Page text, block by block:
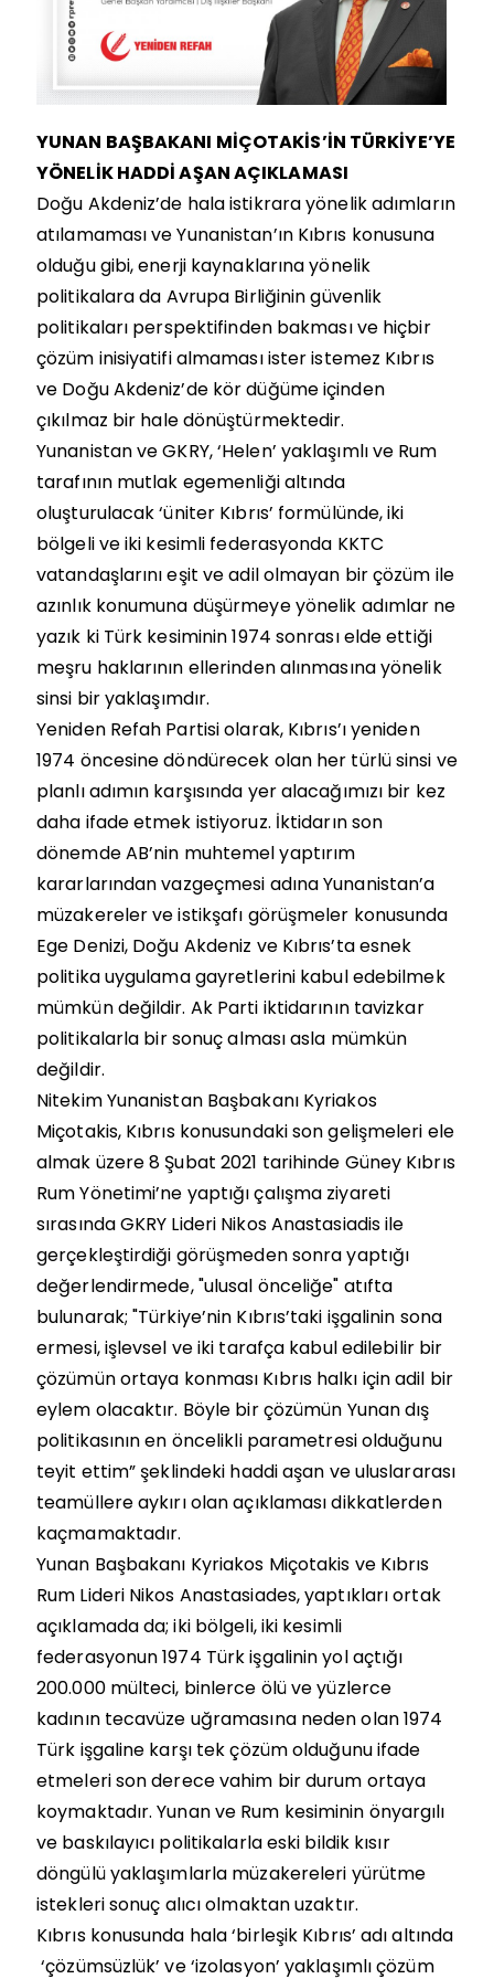
YUNAN BAŞBAKANI MİÇOTAKİS’İN TÜRKİYE’YE
YÖNELİK HADDİ AŞAN AÇIKLAMASI
Doğu Akdeniz’de hala istikrara yönelik adımların
atılamaması ve Yunanistan’ın Kıbrıs konusuna
olduğu gibi, enerji kaynaklarına yönelik
politikalara da Avrupa Birliğinin güvenlik
politikaları perspektifinden bakması ve hiçbir
çözüm inisiyatifi almaması ister istemez Kıbrıs
ve Doğu Akdeniz’de kör düğüme içinden
çıkılmaz bir hale dönüştürmektedir.
Yunanistan ve GKRY, ‘Helen’ yaklaşımlı ve Rum
tarafının mutlak egemenliği altında
oluşturulacak ‘üniter Kıbrıs’ formülünde, iki
bölgeli ve iki kesimli federasyonda KKTC
vatandaşlarını eşit ve adil olmayan bir çözüm ile
azınlık konumuna düşürmeye yönelik adımlar ne
yazık ki Türk kesiminin 1974 sonrası elde ettiği
meşru haklarının ellerinden alınmasına yönelik
sinsi bir yaklaşımdır.
Yeniden Refah Partisi olarak, Kıbrıs’ı yeniden
1974 öncesine döndürecek olan her türlü sinsi ve
planlı adımın karşısında yer alacağımızı bir kez
daha ifade etmek istiyoruz. İktidarın son
dönemde AB’nin muhtemel yaptırım
kararlarından vazgeçmesi adına Yunanistan’a
müzakereler ve istikşafı görüşmeler konusunda
Ege Denizi, Doğu Akdeniz ve Kıbrıs’ta esnek
politika uygulama gayretlerini kabul edebilmek
mümkün değildir. Ak Parti iktidarının tavizkar
politikalarla bir sonuç alması asla mümkün
değildir.
Nitekim Yunanistan Başbakanı Kyriakos
Miçotakis, Kıbrıs konusundaki son gelişmeleri ele
almak üzere 8 Şubat 2021 tarihinde Güney Kıbrıs
Rum Yönetimi’ne yaptığı çalışma ziyareti
sırasında GKRY Lideri Nikos Anastasiadis ile
gerçekleştirdiği görüşmeden sonra yaptığı
değerlendirmede, "ulusal önceliğe" atıfta
bulunarak; "Türkiye’nin Kıbrıs’taki işgalinin sona
ermesi, işlevsel ve iki tarafça kabul edilebilir bir
çözümün ortaya konması Kıbrıs halkı için adil bir
eylem olacaktır. Böyle bir çözümün Yunan dış
politikasının en öncelikli parametresi olduğunu
teyit ettim” şeklindeki haddi aşan ve uluslararası
teamüllere aykırı olan açıklaması dikkatlerden
kaçmamaktadır.
Yunan Başbakanı Kyriakos Miçotakis ve Kıbrıs
Rum Lideri Nikos Anastasiades, yaptıkları ortak
açıklamada da; iki bölgeli, iki kesimli
federasyonun 1974 Türk işgalinin yol açtığı
200.000 mülteci, binlerce ölü ve yüzlerce
kadının tecavüze uğramasına neden olan 1974
Türk işgaline karşı tek çözüm olduğunu ifade
etmeleri son derece vahim bir durum ortaya
koymaktadır. Yunan ve Rum kesiminin önyargılı
ve baskılayıcı politikalarla eski bildik kısır
döngülü yaklaşımlarla müzakereleri yürütme
istekleri sonuç alıcı olmaktan uzaktır.
Kıbrıs konusunda hala ‘birleşik Kıbrıs’ adı altında
‘çözümsüzlük’ ve ‘izolasyon’ yaklaşımlı çözüm